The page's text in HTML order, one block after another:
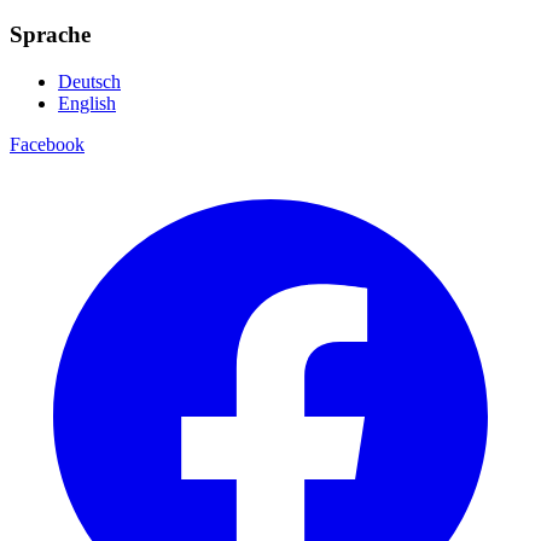
Sprache
Deutsch
English
Facebook